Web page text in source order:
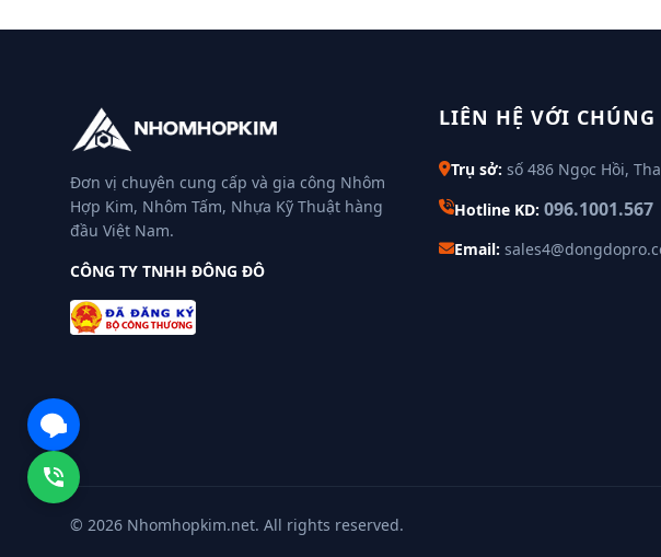
Đơn vị chuyên cung cấp và gia công Nhôm
Hợp Kim, Nhôm Tấm, Nhựa Kỹ Thuật hàng
đầu Việt Nam.
CÔNG TY TNHH ĐÔNG ĐÔ
LIÊN HỆ VỚI CHÚNG
Trụ sở: số 486 Ngọc Hồi,
Hotline KD: 096.1001.567
Email:
© 2026 Nhomhopkim.net. All rights reserved.